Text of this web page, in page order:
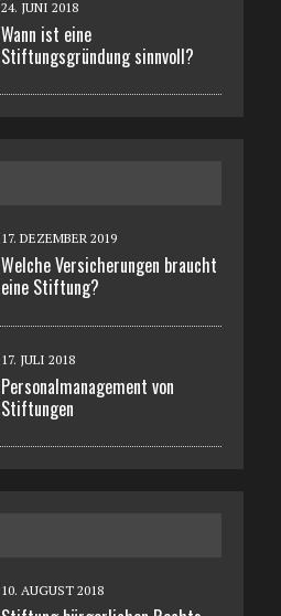
24. JUNI 2018
Wann ist eine
Stiftungsgründung sinnvoll?
17. DEZEMBER 2019
Welche Versicherungen braucht
eine Stiftung?
17. JULI 2018
Personalmanagement von
Stiftungen
10. AUGUST 2018